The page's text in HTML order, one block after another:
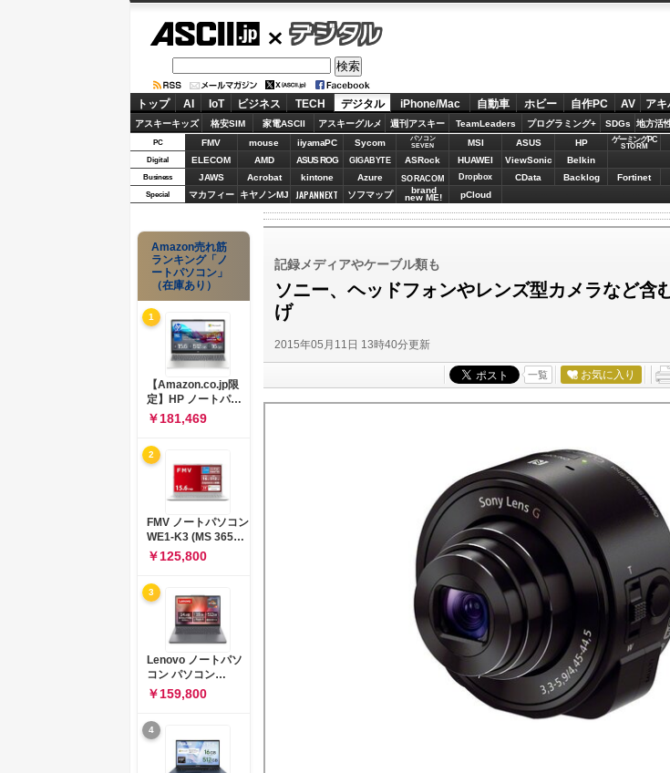
デジタル
トップ AI IoT ビジネス TECH デジタル iPhone/Mac 自動車 ホビー 自作PC AV アキ
アスキーキッズ 格安SIM 家電ASCII アスキーグルメ 週刊アスキー TeamLeaders プログラミング+ SDGs 地方活
PC FMV mouse iiyamaPC Sycom
パソコン
SEVEN
MSI ASUS HP ゲーミングPC
STORM
Digital ELECOM AMD ASUS ROG GIGABYTE ASRock HUAWEI ViewSonic Belkin
Business JAWS Acrobat kintone Azure SORACOM Dropbox CData Backlog Fortinet
Special マカフィー キヤノンMJ JAPANNEXT ソフマップ brand
new ME! pCloud
記録メディアやケーブル類も
ソニー、ヘッドフォンやレンズ型カメラなど含
げ
2015年05月11日 13時40分更新
一覧 お気に入り
Amazon売れ筋
ランキング「ノ
ートパソコン」
（在庫あり）
1
【Amazon.co.jp限
定】HP ノートパソ
コン 15-fd 15.6イン
チ インテル Core 5
120U メモリ16GB
SSD512GB
Windows 11
Microsoft Office
2024搭載 WPS
Office搭載 カメラシ
ャッター 指紋認証 薄
型 Copilotキー搭載
ナチュラルシルバー
￥181,469
2
FMV ノートパソコン
WE1-K3 (MS 365
Personal/Copilotキ
ー搭載/Win 11/15.6
型/Core
i5/16GB/SSD
512GB/ホワイト)
FMVWK3E15W_AZ
￥125,800
3
Lenovo ノートパソ
コン パソコン
IdeaPad Slim 3 14.0
インチ AMD
Ryzen™ 5 8640HS
メモリ16GB
SSD512GB
Microsoft 365 試用
￥159,800
4